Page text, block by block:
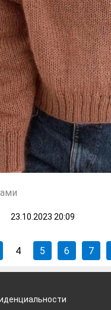
23.10.2023 20:09
4 5 6 7